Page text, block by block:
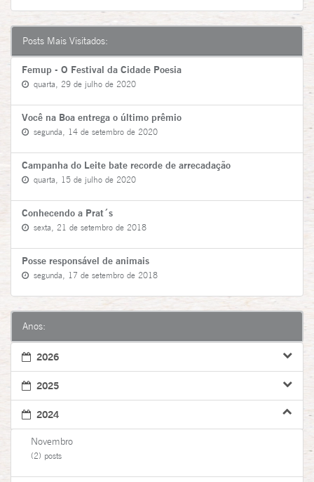
Posts Mais Visitados:
Femup - O Festival da Cidade Poesia
quarta, 29 de julho de 2020
Você na Boa entrega o último prêmio
segunda, 14 de setembro de 2020
Campanha do Leite bate recorde de arrecadação
quarta, 15 de julho de 2020
Conhecendo a Prat´s
sexta, 21 de setembro de 2018
Posse responsável de animais
segunda, 17 de setembro de 2018
Anos:
2026
2025
2024
Novembro
(2) posts